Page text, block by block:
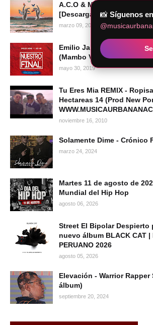
A.C.O & Matías Juarez -
[Descargar Mp3]
marzo 09, 2022
Emilio Jaime & Kid MB -
(Mambo Versión) [Audio
mayo 30, 2019
Tu Eres Mia REMIX -
Hectareas 14 (Prod New
noviembre 16, 2010
Solamente Dime - Crónico
marzo 24, 2024
Martes 11 de agosto de
Mundial del Hip Hop
agosto 06, 2026
Street El Bipolar Despierto
nuevo álbum BLACK CAT |
PERUANO 2026
agosto 05, 2026
Elevación - Warrior
álbum)
septiembre 20, 2024
📸 Síguenos